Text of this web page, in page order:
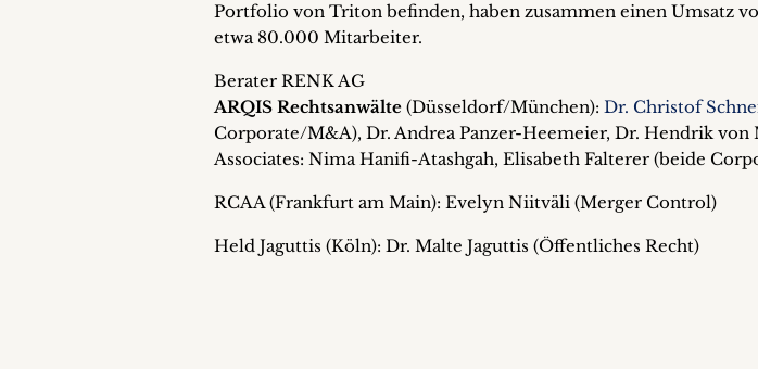
Portfolio von Triton befinden, haben zusammen einen Umsatz
etwa 80.000 Mitarbeiter.
Berater RENK AG
ARQIS Rechtsanwälte (Düsseldorf/München): Dr. Christof
Corporate/M&A), Dr. Andrea Panzer-Heemeier, Dr. Hendrik
Associates: Nima Hanifi-Atashgah, Elisabeth Falterer (beide
RCAA (Frankfurt am Main): Evelyn Niitväli (Merger Control)
Held Jaguttis (Köln): Dr. Malte Jaguttis (Öffentliches Recht)